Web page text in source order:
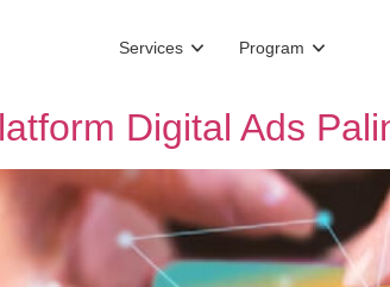
Services Program
Digital Ads